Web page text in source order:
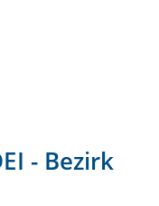
- Bezirk